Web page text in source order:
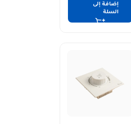
إضافة إلى
السلة